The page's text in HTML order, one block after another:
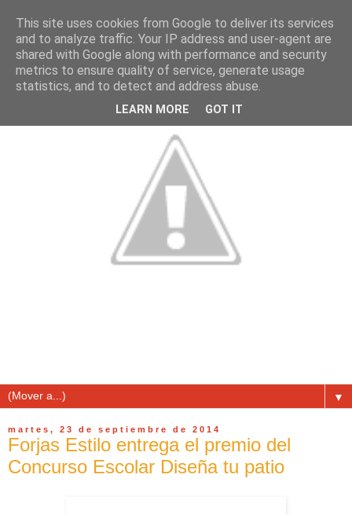
▼
martes, 23 de septiembre de 2014
Forjas Estilo entrega el premio del
Concurso Escolar Diseña tu patio
This site uses cookies from Google to deliver its services
and to analyze traffic. Your IP address and user-agent are
shared with Google along with performance and security
metrics to ensure quality of service, generate usage
statistics, and to detect and address abuse.
LEARN MORE GOT IT